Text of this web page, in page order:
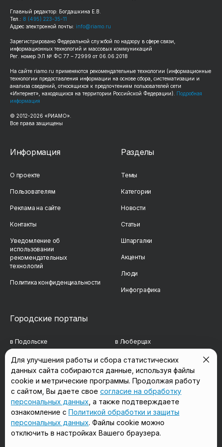
Главный редактор: Богдашкина Е.В.
Тел.: 8 (495) 223-35-11
Адрес электронной почты: info@riamo.ru
Зарегистрировано Федеральной службой по надзору в сфере связи,
информационных технологий и массовых коммуникаций
Рег. номер ЭЛ № ФС 77 – 72999 от 06.06.2018
На сайте riamo.ru применяются рекомендательные технологии (информационные
технологии предоставления информации на основе сбора, систематизации и
анализа сведений, относящихся к предпочтениям пользователей сети
«Интернет», находящихся на территории Российской Федерации).
Подробная
информация
© 2012-2026 «РИАМО».
Все права защищены
Информация
О проекте
Пользователям
Реклама на сайте
Контакты
Уведомление об
использовании
рекомендательных
технологий
Политика конфиденциальности
Разделы
Темы
Категории
Новости
Статьи
Шпаргалки
Акценты
Люди
Инфографика
Городские порталы
в Подольске в Люберцах
в Мытищах в Красногорске
в Реутове в Королёве
в Балашихе в Домодедово
в Сергиевом Посаде в Щёлково
Мы в соцсетях
Для улучшения работы и сбора статистических
данных сайта собираются данные, используя файлы
cookie и метрические программы. Продолжая работу
с сайтом, Вы даете свое согласие на обработку
персональных данных , а также подтверждаете
ознакомление с Политикой обработки и защиты
персональных данных. Файлы cookie можно
отключить в настройках Вашего браузера.